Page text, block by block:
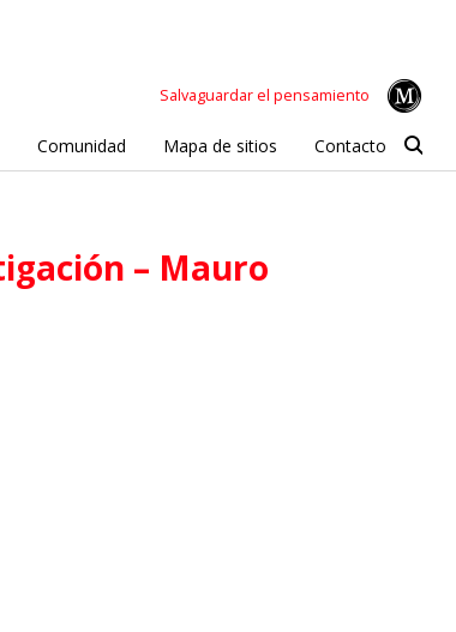
Salvaguardar el pensamiento
Comunidad Mapa de sitios Contacto